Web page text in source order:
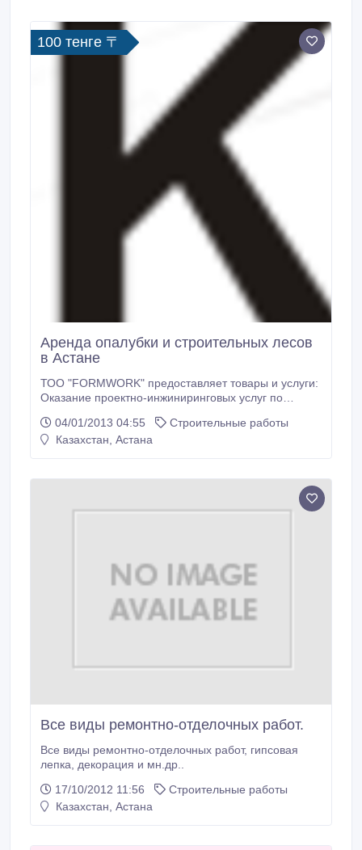
100 тенге 〒
Аренда опалубки и строительных лесов
в Астане
ТОО "FORMWORK" предоставляет товары и услуги:
Оказание проектно-инжиниринговых услуг по
технического обоснования и плана работ; -
Изготовление и доставка опалубочных систем -
лесов; - Поставка запасных частей на спец.
04/01/2013 04:55
Строительные работы
Казахстан, Астана
Все виды ремонтно-отделочных работ.
Все виды ремонтно-отделочных работ, гипсовая
лепка, декорация и мн.др..
17/10/2012 11:56
Строительные работы
Казахстан, Астана